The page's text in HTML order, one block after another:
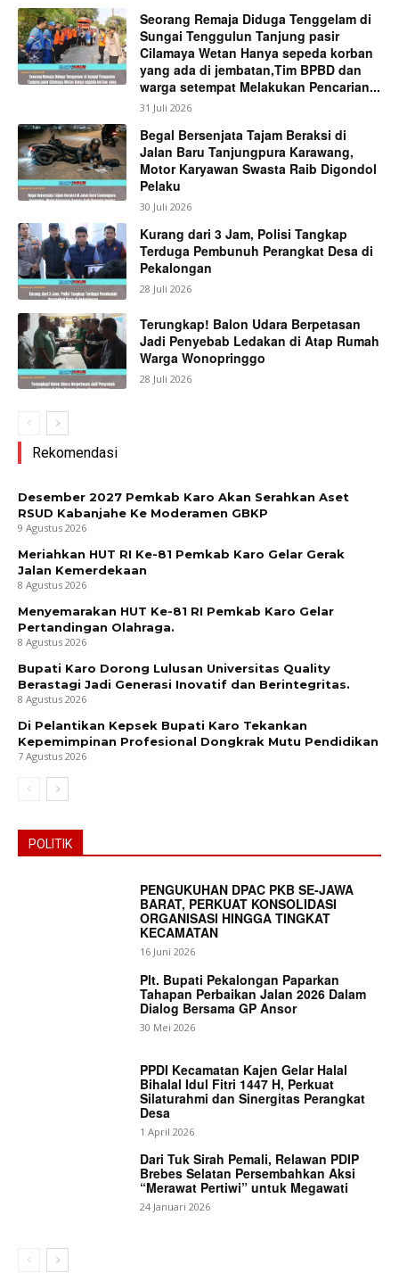
News Week
Magazine PRO
Seorang Remaja Diduga Tenggelam di
Sungai Tenggulun Tanjung pasir
Cilamaya Wetan Hanya sepeda korban
yang ada di jembatan,Tim BPBD dan
warga setempat Melakukan Pencarian...
31 Juli 2026
Begal Bersenjata Tajam Beraksi di
Jalan Baru Tanjungpura Karawang,
Motor Karyawan Swasta Raib Digondol
Pelaku
30 Juli 2026
Kurang dari 3 Jam, Polisi Tangkap
Terduga Pembunuh Perangkat Desa di
Pekalongan
28 Juli 2026
Terungkap! Balon Udara Berpetasan
Jadi Penyebab Ledakan di Atap Rumah
Warga Wonopringgo
28 Juli 2026
Rekomendasi
Desember 2027 Pemkab Karo Akan Serahkan Aset
RSUD Kabanjahe Ke Moderamen GBKP
9 Agustus 2026
Meriahkan HUT RI Ke-81 Pemkab Karo Gelar Gerak
Jalan Kemerdekaan
8 Agustus 2026
Menyemarakan HUT Ke-81 RI Pemkab Karo Gelar
Pertandingan Olahraga.
8 Agustus 2026
Bupati Karo Dorong Lulusan Universitas Quality
Berastagi Jadi Generasi Inovatif dan Berintegritas.
8 Agustus 2026
Di Pelantikan Kepsek Bupati Karo Tekankan
Kepemimpinan Profesional Dongkrak Mutu Pendidikan
7 Agustus 2026
POLITIK
PENGUKUHAN DPAC PKB SE-JAWA
BARAT, PERKUAT KONSOLIDASI
ORGANISASI HINGGA TINGKAT
KECAMATAN
16 Juni 2026
Plt. Bupati Pekalongan Paparkan
Tahapan Perbaikan Jalan 2026 Dalam
Dialog Bersama GP Ansor
30 Mei 2026
PPDI Kecamatan Kajen Gelar Halal
Bihalal Idul Fitri 1447 H, Perkuat
Silaturahmi dan Sinergitas Perangkat
Desa
1 April 2026
Dari Tuk Sirah Pemali, Relawan PDIP
Brebes Selatan Persembahkan Aksi
“Merawat Pertiwi” untuk Megawati
24 Januari 2026